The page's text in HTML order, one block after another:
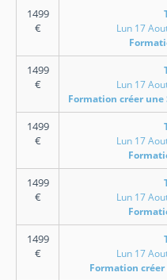
1499
€
Lun 17
1499
€
Lun 17
Formation créer une
1499
€
Lun 17
1499
€
Lun 17
1499
€
Lun 17
Formation créer